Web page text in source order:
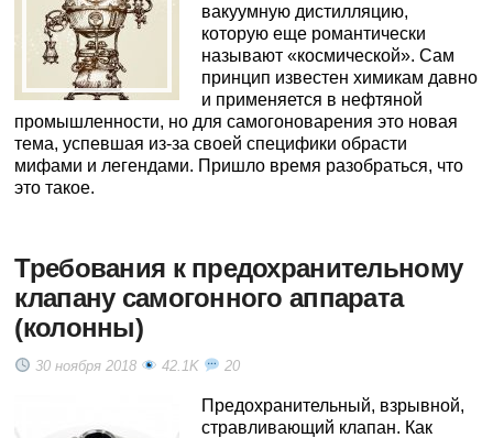
вакуумную дистилляцию,
которую еще романтически
называют «космической». Сам
принцип известен химикам давно
и применяется в нефтяной
промышленности, но для самогоноварения это новая
тема, успевшая из-за своей специфики обрасти
мифами и легендами. Пришло время разобраться, что
это такое.
Требования к предохранительному
клапану самогонного аппарата
(колонны)
30 ноября 2018 42.1K 20
Предохранительный, взрывной,
стравливающий клапан. Как